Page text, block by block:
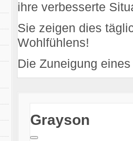
ihre verbesserte
Sie zeigen dies
Wohlfühlens!
Die Zuneigung
Grayson